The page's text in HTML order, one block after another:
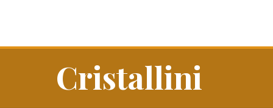
Cristallini